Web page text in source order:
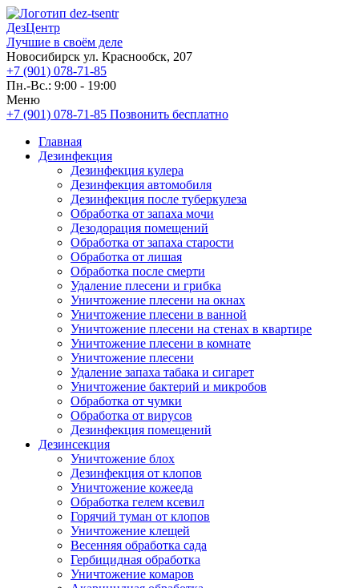
ДезЦентр
Лучшие в своём деле
Новосибирск ул. Краснообск, 207
+7 (901) 078-71-85
Пн.-Вс.: 9:00 - 19:00
Меню
+7 (901) 078-71-85 Позвонить бесплатно
Главная
Дезинфекция
Дезинфекция кулера
Дезинфекция автомобиля
Дезинфекция после туберкулеза
Обработка от запаха мочи
Дезодорация помещений
Обработка от запаха старости
Обработка от лишая
Обработка после смерти
Удаление плесени и грибка
Уничтожение плесени на окнах
Уничтожение плесени в ванной
Уничтожение плесени на стенах в квартире
Уничтожение плесени в комнате
Уничтожение плесени
Удаление запаха табака и сигарет
Уничтожение бактерий и микробов
Обработка от чумки
Обработка от вирусов
Дезинфекция помещений
Дезинсекция
Уничтожение блох
Дезинфекция от клопов
Уничтожение кожееда
Обработка гелем ксевил
Горячий туман от клопов
Уничтожение клещей
Весенняя обработка сада
Гербицидная обработка
Уничтожение комаров